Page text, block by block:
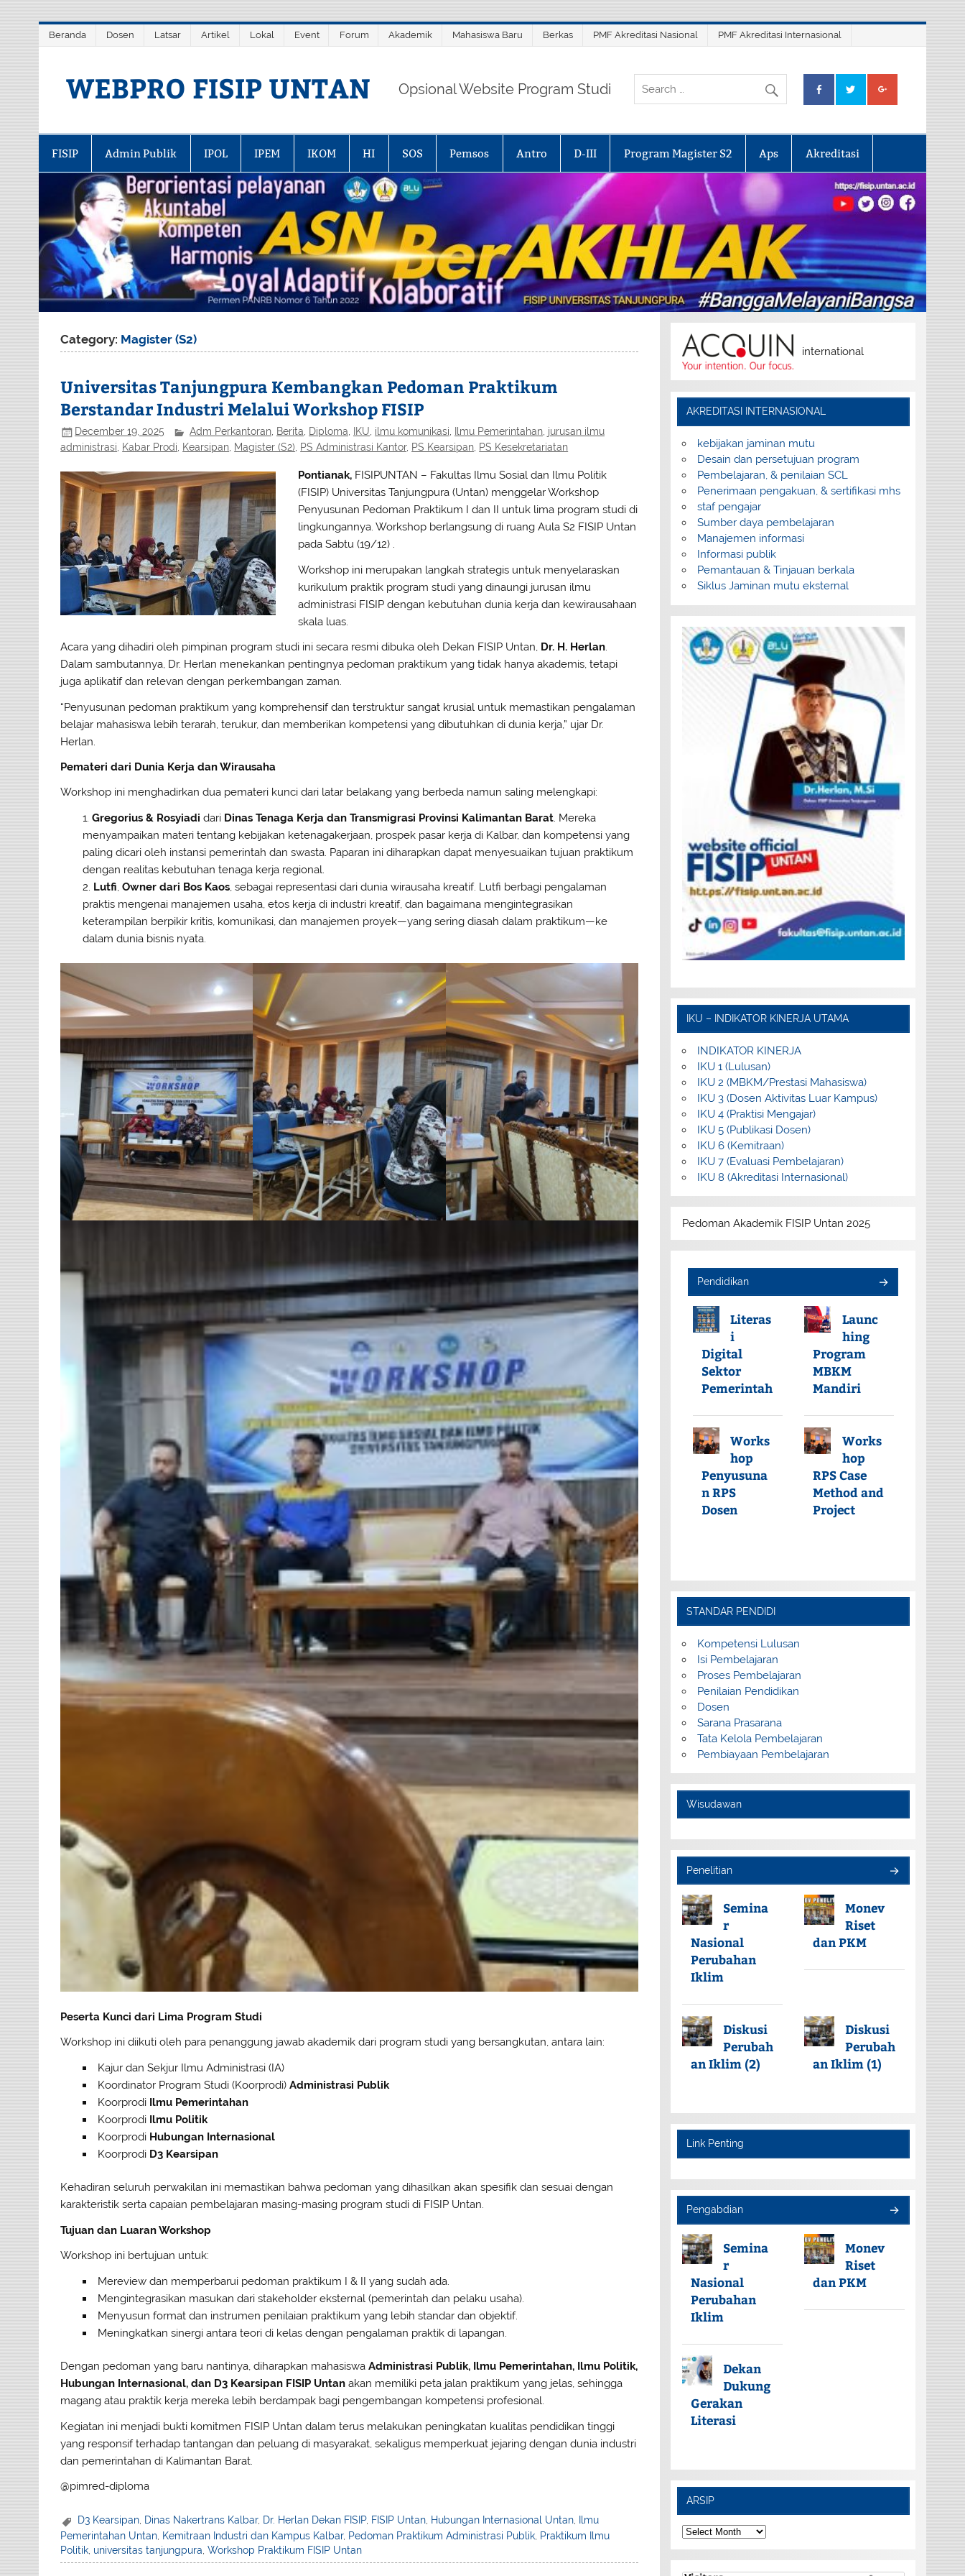
Beranda Dosen Latsar Artikel Lokal Event Forum Akademik Mahasiswa Baru Berkas PMF Akreditasi Nasional PMF Akreditasi Internasional
WEBPRO FISIP UNTAN Opsional Website Program Studi
FISIP Admin Publik IPOL IPEM IKOM HI SOS Pemsos Antro D-III Program Magister S2 Aps Akreditasi
Category: Magister (S2)
Universitas Tanjungpura Kembangkan Pedoman Praktikum
Berstandar Industri Melalui Workshop FISIP
December 19, 2025 Adm Perkantoran, Berita, Diploma, IKU, ilmu komunikasi, Ilmu Pemerintahan, jurusan ilmu
administrasi
Kabar Prodi Kearsipan Magister (S2) PS Administrasi Kantor, PS Kearsipan PS Kesekretariatan
Pontianak, FISIPUNTAN – Fakultas Ilmu Sosial dan Ilmu Politik
(FISIP) Universitas Tanjungpura (Untan) menggelar Workshop
Penyusunan Pedoman Praktikum I dan II untuk lima program studi di
lingkungannya. Workshop berlangsung di ruang Aula S2 FISIP Untan
pada Sabtu (19/12) .
Workshop ini merupakan langkah strategis untuk menyelaraskan
kurikulum praktik program studi yang dinaungi jurusan ilmu
administrasi FISIP dengan kebutuhan dunia kerja dan kewirausahaan
skala luas.
Acara yang dihadiri oleh pimpinan program studi ini secara resmi dibuka oleh Dekan FISIP Untan, Dr. H. Herlan.
Dalam sambutannya, Dr. Herlan menekankan pentingnya pedoman praktikum yang tidak hanya akademis, tetapi
juga aplikatif dan relevan dengan perkembangan zaman.
“Penyusunan pedoman praktikum yang komprehensif dan terstruktur sangat krusial untuk memastikan pengalaman
belajar mahasiswa lebih terarah, terukur, dan memberikan kompetensi yang dibutuhkan di dunia kerja,” ujar Dr.
Herlan.
Pemateri dari Dunia Kerja dan Wirausaha
Workshop ini menghadirkan dua pemateri kunci dari latar belakang yang berbeda namun saling melengkapi:
Gregorius & Rosyiadi dari Dinas Tenaga Kerja dan Transmigrasi Provinsi Kalimantan Barat. Mereka
menyampaikan materi tentang kebijakan ketenagakerjaan, prospek pasar kerja di Kalbar, dan kompetensi yang
paling dicari oleh instansi pemerintah dan swasta. Paparan ini diharapkan dapat menyesuaikan tujuan praktikum
dengan realitas kebutuhan tenaga kerja regional.
Lutfi, Owner dari Bos Kaos, sebagai representasi dari dunia wirausaha kreatif. Lutfi berbagi pengalaman
praktis mengenai manajemen usaha, etos kerja di industri kreatif, dan bagaimana mengintegrasikan
keterampilan berpikir kritis, komunikasi, dan manajemen proyek—yang sering diasah dalam praktikum—ke
dalam dunia bisnis nyata.
Peserta Kunci dari Lima Program Studi
Workshop ini diikuti oleh para penanggung jawab akademik dari program studi yang bersangkutan, antara lain:
Kajur dan Sekjur Ilmu Administrasi (IA)
Koordinator Program Studi (Koorprodi) Administrasi Publik
Koorprodi Ilmu Pemerintahan
Koorprodi Ilmu Politik
Koorprodi Hubungan Internasional
Koorprodi D3 Kearsipan
Kehadiran seluruh perwakilan ini memastikan bahwa pedoman yang dihasilkan akan spesifik dan sesuai dengan
karakteristik serta capaian pembelajaran masing-masing program studi di FISIP Untan.
Tujuan dan Luaran Workshop
Workshop ini bertujuan untuk:
Mereview dan memperbarui pedoman praktikum I & II yang sudah ada.
Mengintegrasikan masukan dari stakeholder eksternal (pemerintah dan pelaku usaha).
Menyusun format dan instrumen penilaian praktikum yang lebih standar dan objektif.
Meningkatkan sinergi antara teori di kelas dengan pengalaman praktik di lapangan.
Dengan pedoman yang baru nantinya, diharapkan mahasiswaAdministrasi Publik, Ilmu Pemerintahan, Ilmu Politik,
Hubungan Internasional, dan D3 Kearsipan FISIP Untan akan memiliki peta jalan praktikum yang jelas, sehingga
magang atau praktik kerja mereka lebih berdampak bagi pengembangan kompetensi profesional.
Kegiatan ini menjadi bukti komitmen FISIP Untan dalam terus melakukan peningkatan kualitas pendidikan tinggi
yang responsif terhadap tantangan dan peluang di masyarakat, sekaligus memperkuat jejaring dengan dunia industri
dan pemerintahan di Kalimantan Barat.
@pimred-diploma
D3 Kearsipan, Dinas Nakertrans Kalbar, Dr. Herlan Dekan FISIP, FISIP Untan, Hubungan Internasional Untan, Ilmu
Pemerintahan Untan Kemitraan Industri dan Kampus Kalbar, Pedoman Praktikum Administrasi Publik Praktikum Ilmu
Politik universitas tanjungpura ,Workshop Praktikum FISIP Untan
international
AKREDITASI INTERNASIONAL
kebijakan jaminan mutu
Desain dan persetujuan program
Pembelajaran, & penilaian SCL
Penerimaan pengakuan, & sertifikasi mhs
staf pengajar
Sumber daya pembelajaran
Manajemen informasi
Informasi publik
Pemantauan & Tinjauan berkala
Siklus Jaminan mutu eksternal
IKU – INDIKATOR KINERJA UTAMA
INDIKATOR KINERJA
IKU 1 (Lulusan)
IKU 2 (MBKM/Prestasi Mahasiswa)
IKU 3 (Dosen Aktivitas Luar Kampus)
IKU 4 (Praktisi Mengajar)
IKU 5 (Publikasi Dosen)
IKU 6 (Kemitraan)
IKU 7 (Evaluasi Pembelajaran)
IKU 8 (Akreditasi Internasional)
Pedoman Akademik FISIP Untan 2025
Pendidikan
Literas
i
Digital
Sektor
Pemerintah
Launc
hing
Program
MBKM
Mandiri
Works
hop
Penyusuna
n RPS
Dosen
Works
hop
RPS Case
Method and
Project
STANDAR PENDIDI
Kompetensi Lulusan
Isi Pembelajaran
Proses Pembelajaran
Penilaian Pendidikan
Dosen
Sarana Prasarana
Tata Kelola Pembelajaran
Pembiayaan Pembelajaran
Wisudawan
Penelitian
Semina
r
Nasional
Perubahan
Iklim
Monev
Riset
dan PKM
Diskusi
Perubah
an Iklim (2)
Diskusi
Perubah
an Iklim (1)
Link Penting
Pengabdian
Semina
r
Nasional
Perubahan
Iklim
Monev
Riset
dan PKM
Dekan
Dukung
Gerakan
Literasi
ARSIP
ARSIP